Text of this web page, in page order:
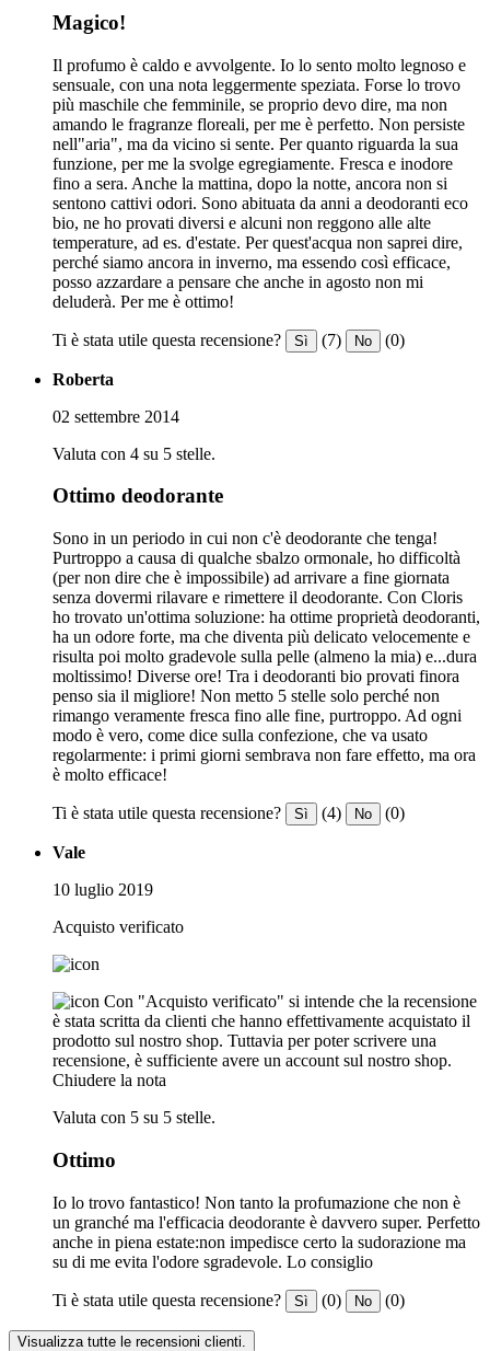
Magico!
Il profumo è caldo e avvolgente. Io lo sento molto legnoso e
sensuale, con una nota leggermente speziata. Forse lo trovo
più maschile che femminile, se proprio devo dire, ma non
amando le fragranze floreali, per me è perfetto. Non persiste
nell"aria", ma da vicino si sente. Per quanto riguarda la sua
funzione, per me la svolge egregiamente. Fresca e inodore
fino a sera. Anche la mattina, dopo la notte, ancora non si
sentono cattivi odori. Sono abituata da anni a deodoranti eco
bio, ne ho provati diversi e alcuni non reggono alle alte
temperature, ad es. d'estate. Per quest'acqua non saprei dire,
perché siamo ancora in inverno, ma essendo così efficace,
posso azzardare a pensare che anche in agosto non mi
deluderà. Per me è ottimo!
Ti è stata utile questa recensione? Sì (7) No (0)
Roberta
02 settembre 2014
Valuta con 4 su 5 stelle.
Ottimo deodorante
Sono in un periodo in cui non c'è deodorante che tenga!
Purtroppo a causa di qualche sbalzo ormonale, ho difficoltà
(per non dire che è impossibile) ad arrivare a fine giornata
senza dovermi rilavare e rimettere il deodorante. Con Cloris
ho trovato un'ottima soluzione: ha ottime proprietà deodoranti,
ha un odore forte, ma che diventa più delicato velocemente e
risulta poi molto gradevole sulla pelle (almeno la mia) e...dura
moltissimo! Diverse ore! Tra i deodoranti bio provati finora
penso sia il migliore! Non metto 5 stelle solo perché non
rimango veramente fresca fino alle fine, purtroppo. Ad ogni
modo è vero, come dice sulla confezione, che va usato
regolarmente: i primi giorni sembrava non fare effetto, ma ora
è molto efficace!
Ti è stata utile questa recensione? Sì (4) No (0)
Vale
10 luglio 2019
Acquisto verificato
Con "Acquisto verificato" si intende che la recensione
è stata scritta da clienti che hanno effettivamente acquistato il
prodotto sul nostro shop. Tuttavia per poter scrivere una
recensione, è sufficiente avere un account sul nostro shop.
Chiudere la nota
Valuta con 5 su 5 stelle.
Ottimo
Io lo trovo fantastico! Non tanto la profumazione che non è
un granché ma l'efficacia deodorante è davvero super. Perfetto
anche in piena estate:non impedisce certo la sudorazione ma
su di me evita l'odore sgradevole. Lo consiglio
Ti è stata utile questa recensione? Sì (0) No (0)
Visualizza tutte le recensioni clienti.